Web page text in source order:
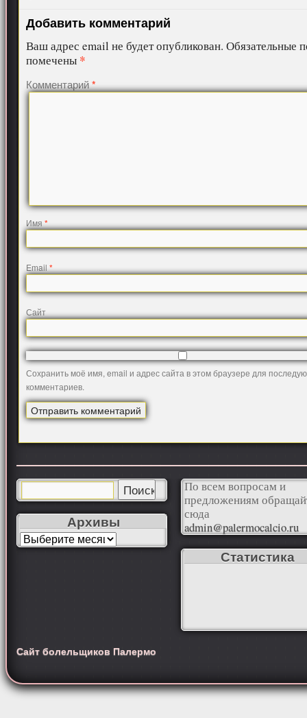
Добавить комментарий
Ваш адрес email не будет опубликован. Обязательные
помечены *
Комментарий*
Имя*
Email*
Сайт
Сохранить моё имя, email и адрес сайта в этом браузере для
комментариев.
Архивы
По всем вопросам и
предложениям
сюда
admin@palermocalcio.ru
Статистика
Сайт болельщиков Палермо